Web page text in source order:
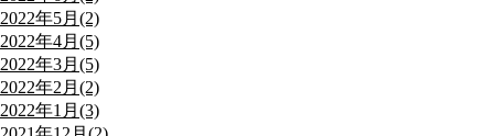
2022年5月(2)
2022年4月(5)
2022年3月(5)
2022年2月(2)
2022年1月(3)